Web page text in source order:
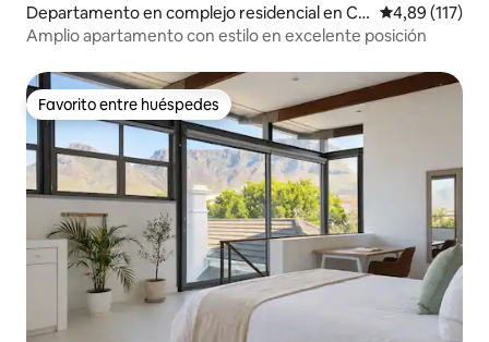
Departamento en complejo residencial en Ciu
dad del Cabo
Calificación
4,89 (117)
Amplio apartamento con estilo en excelente posición
Favorito entre huéspedes
Favorito entre huéspedes